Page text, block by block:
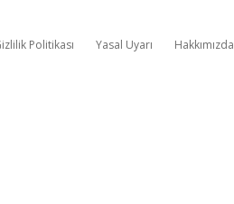
Politikası Yasal Uyarı Hakkımızda